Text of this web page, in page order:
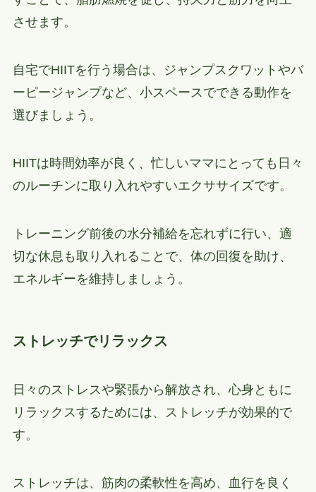
させます。
自宅でHIITを行う場合は、ジャンプスクワットやバ
ーピージャンプなど、小スペースでできる動作を
選びましょう。
HIITは時間効率が良く、忙しいママにとっても日々
のルーチンに取り入れやすいエクササイズです。
トレーニング前後の水分補給を忘れずに行い、適
切な休息も取り入れることで、体の回復を助け、
エネルギーを維持しましょう。
ストレッチでリラックス
日々のストレスや緊張から解放され、心身ともに
リラックスするためには、ストレッチが効果的で
す。
ストレッチは、筋肉の柔軟性を高め、血行を良く